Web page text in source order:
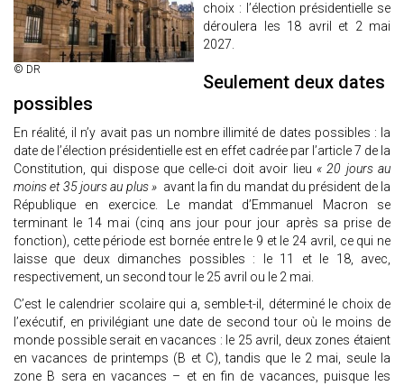
© DR
choix : l’élection présidentielle se
déroulera les 18 avril et 2 mai
2027.
Seulement deux dates
possibles
En réalité, il n’y avait pas un nombre illimité de dates possibles : la
date de l’élection présidentielle est en effet cadrée par l’article 7 de la
Constitution, qui dispose que celle-ci doit avoir lieu « 20 jours au
moins et 35 jours au plus » avant la fin du mandat du président de la
République en exercice. Le mandat d’Emmanuel Macron se
terminant le 14 mai (cinq ans jour pour jour après sa prise de
fonction), cette période est bornée entre le 9 et le 24 avril, ce qui ne
laisse que deux dimanches possibles : le 11 et le 18, avec,
respectivement, un second tour le 25 avril ou le 2 mai.
C’est le calendrier scolaire qui a, semble-t-il, déterminé le choix de
l’exécutif, en privilégiant une date de second tour où le moins de
monde possible serait en vacances : le 25 avril, deux zones étaient
en vacances de printemps (B et C), tandis que le 2 mai, seule la
zone B sera en vacances – et en fin de vacances, puisque les